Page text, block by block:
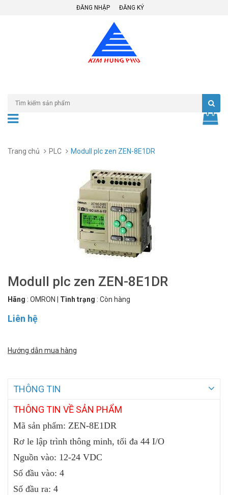
ĐĂNG NHẬP ĐĂNG KÝ
Trang chủ PLC Modull plc zen ZEN-8E1DR
Modull plc zen ZEN-8E1DR
Hãng : OMRON Tình trạng : Còn hàng
Liên hệ
Hướng dẫn mua hàng
THÔNG TIN
THÔNG TIN VỀ SẢN PHẨM
Mã sản phẩm: ZEN-8E1DR
Rơ le lập trình thông minh, tối đa 44 I/O
Nguồn vào: 12-24 VDC
Số đầu vào: 4
Số đầu ra: 4